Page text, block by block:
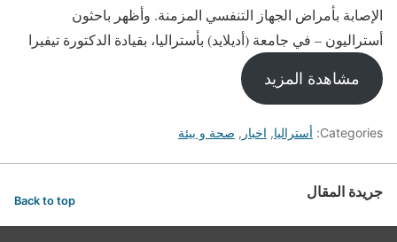
الإصابة بأمراض الجهاز التنفسي المزمنة. وأظهر باحثون
أستراليون – في جامعة (أديلايد) بأستراليا، بقيادة الدكتورة تيفيرا
مشاهدة المزيد
Categories: أستراليا, اخبار , صحة و بيئة
جريدة المقال Back to top